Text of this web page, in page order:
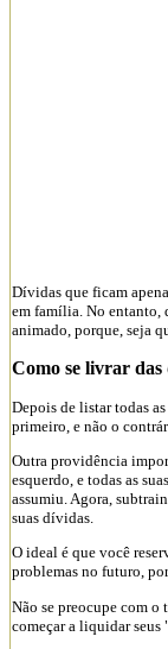
Dívidas que ficam
em família. No entanto,
animado, porque, seja
Como se livrar das
Depois de listar todas
primeiro, e não o
Outra providência
esquerdo, e todas as
assumiu. Agora,
suas dívidas.
O ideal é que você
problemas no futuro,
Não se preocupe com
começar a liquidar seus